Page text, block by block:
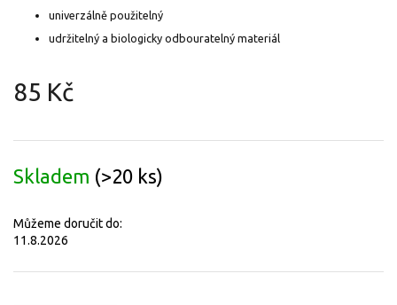
85 Kč
cena:
Skladem (>20 ks)
Můžeme doručit do:
11.8.2026
univerzálně použitelný
udržitelný a biologicky odbouratelný materiál